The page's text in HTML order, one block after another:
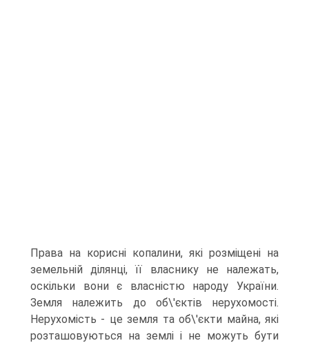
Права на корисні копалини, які розміщені на
земельній ділянці, її власнику не належать,
оскільки вони є власністю народу України.
Земля належить до об\'єктів нерухомості.
Нерухомість - це земля та об\'єкти майна, які
розташовуються на землі і не можуть бути